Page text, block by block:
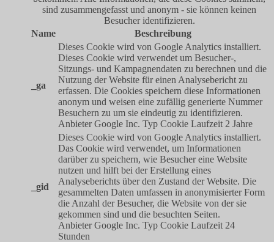
sind zusammengefasst und anonym - sie können keinen
Besucher identifizieren.
Name
Beschreibung
_ga
Dieses Cookie wird von Google Analytics installiert.
Dieses Cookie wird verwendet um Besucher-,
Sitzungs- und Kampagnendaten zu berechnen und die
Nutzung der Website für einen Analysebericht zu
erfassen. Die Cookies speichern diese Informationen
anonym und weisen eine zufällig generierte Nummer
Besuchern zu um sie eindeutig zu identifizieren.
Anbieter Google Inc. Typ Cookie Laufzeit 2 Jahre
_gid
Dieses Cookie wird von Google Analytics installiert.
Das Cookie wird verwendet, um Informationen
darüber zu speichern, wie Besucher eine Website
nutzen und hilft bei der Erstellung eines
Analyseberichts über den Zustand der Website. Die
gesammelten Daten umfassen in anonymisierter Form
die Anzahl der Besucher, die Website von der sie
gekommen sind und die besuchten Seiten.
Anbieter Google Inc. Typ Cookie Laufzeit 24
Stunden